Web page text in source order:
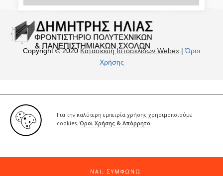
Για την καλύτερη εμπειρία χρήσης χρησιμοποιούμε
cookies.Όροι Χρήσης & Απόρρητο
ΝΑΙ, ΣΥΜΦΩΝΏ
Copyright © 2020 Κατασκευή Ιστοσελίδων Webex |Όροι
Χρήσης